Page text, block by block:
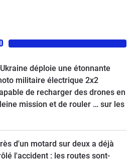
déploie une étonnante
militaire électrique 2x2
de recharger des drones en
mission et de rouler … sur les
d'un motard sur deux a déjà
l'accident : les routes sont-